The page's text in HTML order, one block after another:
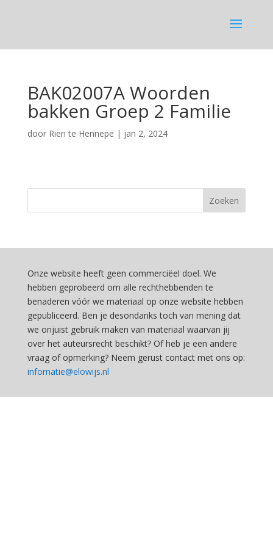
BAK02007A Woorden
bakken Groep 2 Familie
door Rien te Hennepe | jan 2, 2024
Onze website heeft geen commerciëel doel. We
hebben geprobeerd om alle rechthebbenden te
benaderen vóór we materiaal op onze website hebben
gepubliceerd. Ben je desondanks toch van mening dat
we onjuist gebruik maken van materiaal waarvan jij
over het auteursrecht beschikt? Of heb je een andere
vraag of opmerking? Neem gerust contact met ons op:
infomatie@elowijs.nl